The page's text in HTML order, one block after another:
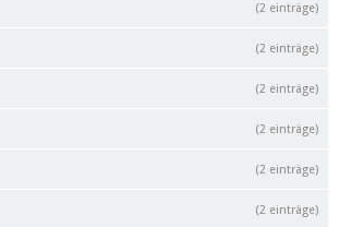
(2 einträge)
(2 einträge)
(2 einträge)
(2 einträge)
(2 einträge)
(2 einträge)